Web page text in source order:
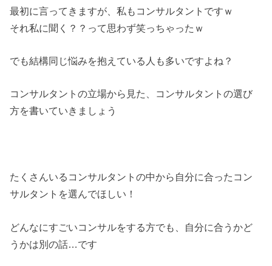
最初に言ってきますが、私もコンサルタントですｗ
それ私に聞く？？って思わず笑っちゃったｗ
でも結構同じ悩みを抱えている人も多いですよね？
コンサルタントの立場から見た、コンサルタントの選び
方を書いていきましょう
たくさんいるコンサルタントの中から自分に合ったコン
サルタントを選んでほしい！
どんなにすごいコンサルをする方でも、自分に合うかど
うかは別の話…です